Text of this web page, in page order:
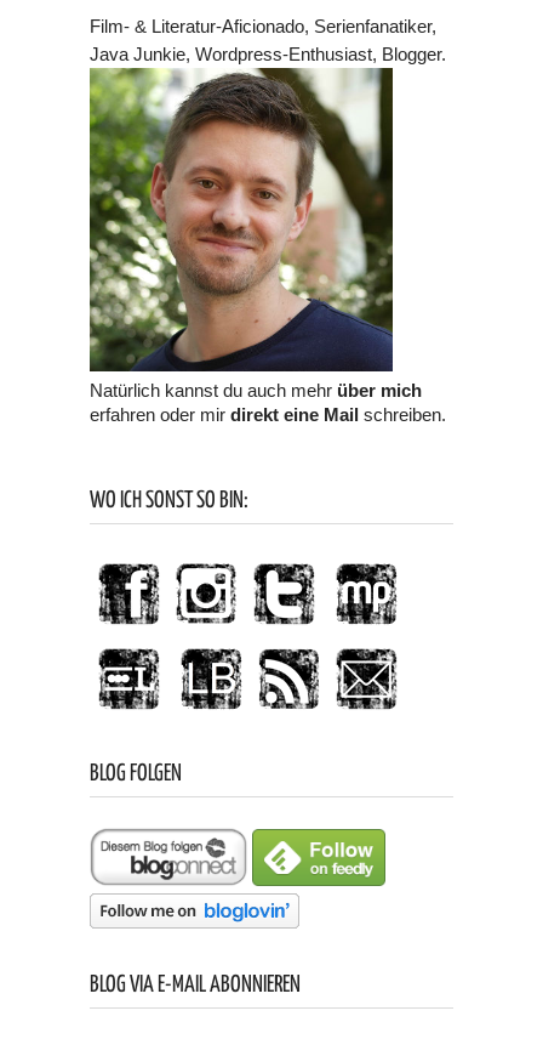
Film- & Literatur-Aficionado, Serienfanatiker,
Java Junkie, Wordpress-Enthusiast, Blogger.
Natürlich kannst du auch mehr über mich
erfahren oder mir direkt eine Mailschreiben.
WO ICH SONST SO BIN:
BLOG FOLGEN
BLOG VIA E-MAIL ABONNIEREN